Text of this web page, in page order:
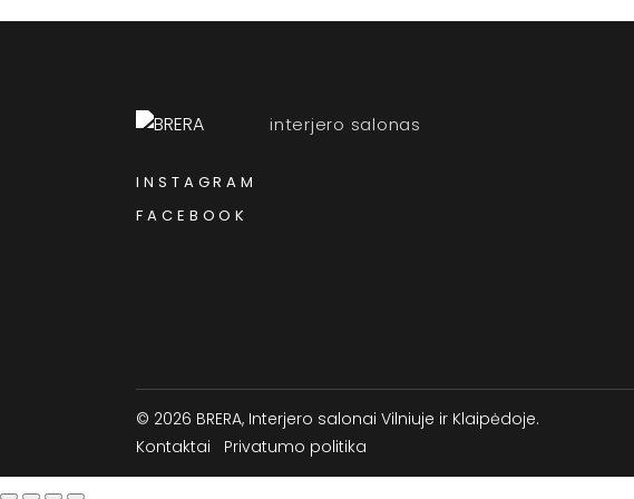
interjero salonas
INSTAGRAM
FACEBOOK
© 2026 BRERA, Interjero salonai Vilniuje ir Klaipėdoje.
Kontaktai
Privatumo politika